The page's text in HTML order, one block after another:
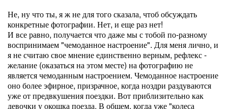
Не, ну что ты, я ж не для того сказала, чтоб обсуждать
конкретные фотографии. Нет, и еще раз нет!
И все равно, получается что даже мы с тобой по-разному
воспринимаем "чемоданное настроение". Для меня лично, и
я не считаю свое мнение единственно верным, рефлекс -
желание (оказаться на этом месте) на фотографию не
является чемоданным настроением. Чемоданное настроение
оно более эфирное, призрачное, когда ноздри раздуваются
уже от предвкушения поездки. Вот приблизительно как
девочки у окошка поезда. В общем, когда уже "колеса